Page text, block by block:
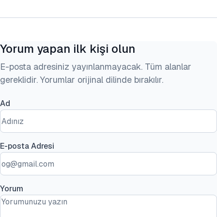
Yorum yapan ilk kişi olun
E-posta adresiniz yayınlanmayacak. Tüm alanlar
gereklidir. Yorumlar orijinal dilinde bırakılır.
Ad
E-posta Adresi
Yorum